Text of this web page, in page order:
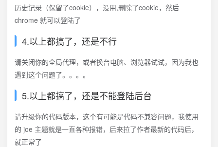
历史记录（保留了cookie），没用,删除了cookie，然后
chrome 就可以登陆了
4.以上都搞了，还是不行
请关闭你的全局代理，或者换台电脑、浏览器试试，因为我也
遇到这个问题了。。。。
5.以上都搞了，还是不能登陆后台
请升级你的代码版本，这个有可能是代码不兼容问题，我使用
的 joe 主题就是一直各种报错，后来拉了作者最新的代码后，
就正常了